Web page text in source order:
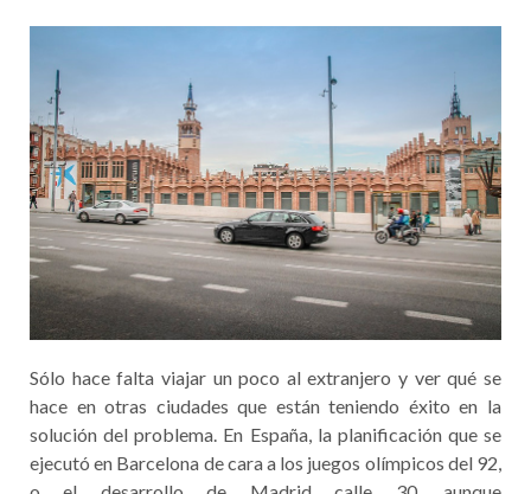
Sólo hace falta viajar un poco al extranjero y ver qué se
hace en otras ciudades que están teniendo éxito en la
solución del problema. En España, la planificación que se
ejecutó en Barcelona de cara a los juegos olímpicos del 92,